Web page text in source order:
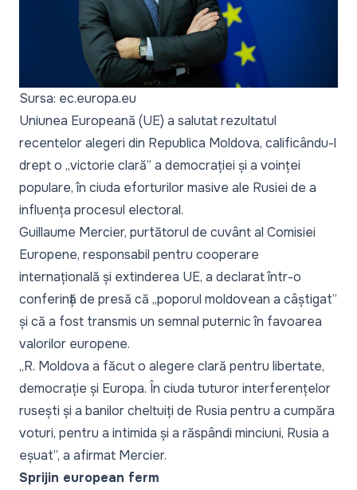
Sursa: ec.europa.eu
Uniunea Europeană (UE) a salutat rezultatul
recentelor alegeri din Republica Moldova, calificându-l
drept o „victorie clară” a democrației și a voinței
populare, în ciuda eforturilor masive ale Rusiei de a
influența procesul electoral.
Guillaume Mercier, purtătorul de cuvânt al Comisiei
Europene, responsabil pentru cooperare
internațională și extinderea UE, a declarat într-o
conferință de presă că „poporul moldovean a câștigat”
și că a fost transmis un semnal puternic în favoarea
valorilor europene.
„R. Moldova a făcut o alegere clară pentru libertate,
democrație și Europa. În ciuda tuturor interferențelor
rusești și a banilor cheltuiți de Rusia pentru a cumpăra
voturi, pentru a intimida și a răspândi minciuni, Rusia a
eșuat”, a afirmat Mercier.
Sprijin european ferm